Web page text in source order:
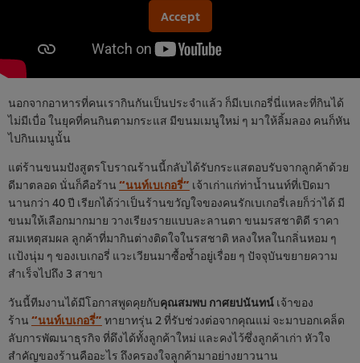
Accept
นอกจากอาหารที่คนเรากินกันเป็นประจำแล้ว ก็มีเบเกอรี่นี่แหละที่กินได้
ไม่มีเบื่อ ในยุคที่คนกินตามกระแส มีขนมเมนูใหม่ ๆ มาให้ลิ้มลอง คนก็หัน
ไปกินเมนูนั้น
แต่ร้านขนมปังสูตรโบราณร้านนี้กลับได้รับกระแสตอบรับจากลูกค้าด้วย
ดีมาตลอด นั่นก็คือร้าน “นนท์เบเกอรี่” เจ้าเก่าแก่ท่าน้ำนนท์ที่เปิดมา
นานกว่า 40 ปี เรียกได้ว่าเป็นร้านขวัญใจของคนรักเบเกอรี่เลยก็ว่าได้ มี
ขนมให้เลือกมากมาย วางเรียงรายแบบละลานตา ขนมรสชาติดี ราคา
สมเหตุสมผล ลูกค้าที่มากินต่างติดใจในรสชาติ หลงใหลในกลิ่นหอม ๆ
เเป้งนุ่ม ๆ ของเบเกอรี่ แวะเวียนมาซื้อซ้ำอยู่เรื่อย ๆ ปัจจุบันขยายความ
สำเร็จไปถึง 3 สาขา
วันนี้ทีมงานได้มีโอกาสพูดคุยกับคุณสมพบ กาศยปนันทน์ เจ้าของ
ร้าน “นนท์เบเกอรี่” ทายาทรุ่น 2 ที่รับช่วงต่อจากคุณแม่ จะมาบอกเคล็ด
ลับการพัฒนาธุรกิจ ที่ดึงได้ทั้งลูกค้าใหม่ และคงไว้ซึ่งลูกค้าเก่า หัวใจ
สำคัญของร้านคืออะไร ถึงครองใจลูกค้ามาอย่างยาวนาน